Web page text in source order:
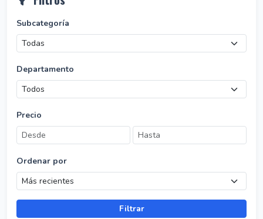
Subcategoría
Departamento
Precio
Ordenar por
Filtrar